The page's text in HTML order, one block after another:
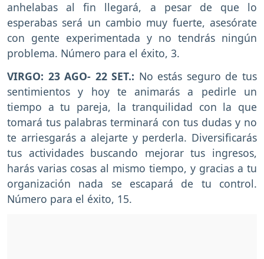
anhelabas al fin llegará, a pesar de que lo
esperabas será un cambio muy fuerte, asesórate
con gente experimentada y no tendrás ningún
problema. Número para el éxito, 3.
VIRGO: 23 AGO- 22 SET.: No estás seguro de tus
sentimientos y hoy te animarás a pedirle un
tiempo a tu pareja, la tranquilidad con la que
tomará tus palabras terminará con tus dudas y no
te arriesgarás a alejarte y perderla. Diversificarás
tus actividades buscando mejorar tus ingresos,
harás varias cosas al mismo tiempo, y gracias a tu
organización nada se escapará de tu control.
Número para el éxito, 15.